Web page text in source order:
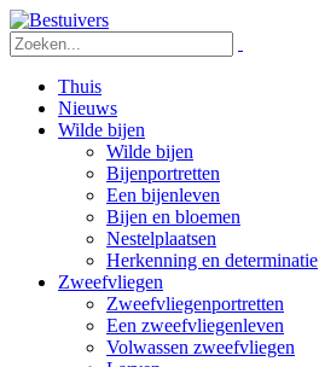
Thuis
Nieuws
Wilde bijen
Wilde bijen
Bijenportretten
Een bijenleven
Bijen en bloemen
Nestelplaatsen
Herkenning en determinatie
Zweefvliegen
Zweefvliegenportretten
Een zweefvliegenleven
Volwassen zweefvliegen